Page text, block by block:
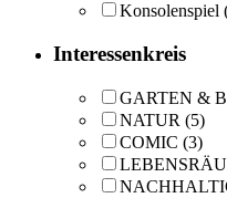
Konsolenspiel
Interessenkreis
GARTEN &
NATUR (5)
COMIC (3)